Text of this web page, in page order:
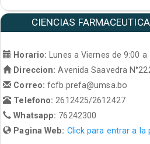
CIENCIAS
Horario: Lunes a Viernes de 9:00
Direccion: Avenida Saavedra
Correo:fcfb.prefa@umsa.bo
Telefono:2612425/2612427
Whatsapp: 76242300
Pagina Web: Click para entrar a la